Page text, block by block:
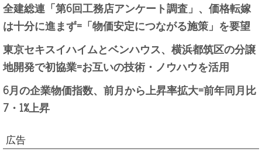
全建総連「第6回工務店アンケート調査」、価格転嫁
は十分に進まず=「物価安定につながる施策」を要望
東京セキスイハイムとベンハウス、横浜都筑区の分譲
地開発で初協業=お互いの技術・ノウハウを活用
6月の企業物価指数、前月から上昇率拡大=前年同月比
7・1%上昇
広告